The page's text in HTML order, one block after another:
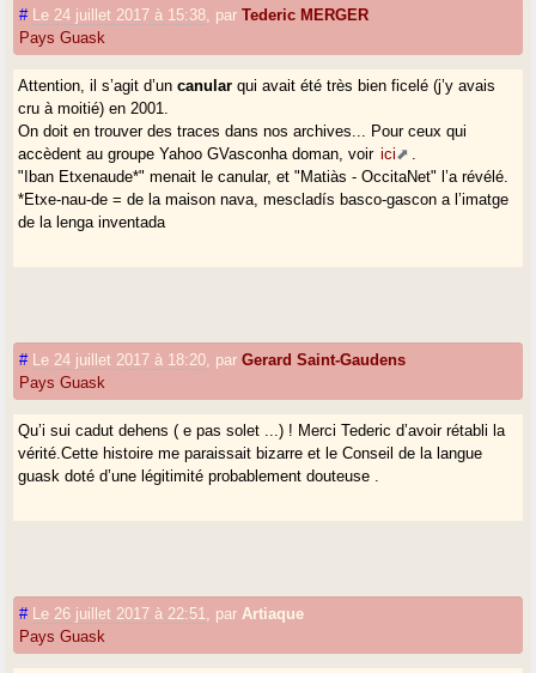
# Le 24 juillet 2017 à 15:38 parTederic MERGER
Pays Guask
Attention, il s’agit d’uncanular qui avait été très bien ficelé (j’y avais
cru à moitié) en 2001.
On doit en trouver des traces dans nos archives... Pour ceux qui
accèdent au groupe Yahoo GVasconha doman, voir ici
"Iban Etxenaude*" menait le canular, et "Matiàs - OccitaNet" l’a révélé.
*Etxe-nau-de = de la maison nava, mescladís basco-gascon a l’imatge
de la lenga inventada
# Le 24 juillet 2017 à 18:20 parGerard Saint-Gaudens
Pays Guask
Qu’i sui cadut dehens ( e pas solet ...) ! Merci Tederic d’avoir rétabli la
vérité.Cette histoire me paraissait bizarre et le Conseil de la langue
guask doté d’une légitimité probablement douteuse .
# Le 26 juillet 2017 à 22:51 par Artiaque
Pays Guask